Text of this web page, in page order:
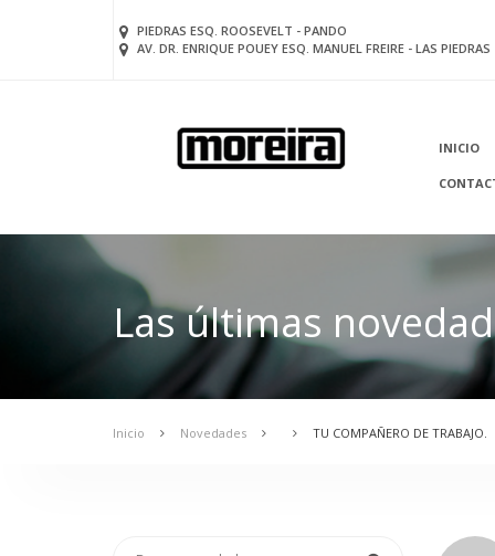
PIEDRAS ESQ. ROOSEVELT - PANDO
AV. DR. ENRIQUE POUEY ESQ. MANUEL FREIRE - LAS PIEDRAS
INICIO
Las últimas
Inicio Novedades TU COMPAÑERO DE TRABAJO.